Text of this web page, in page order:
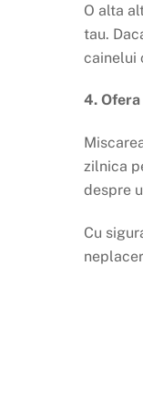
O alta
tau.
cainelui
4.
zilnica
despre
Cu